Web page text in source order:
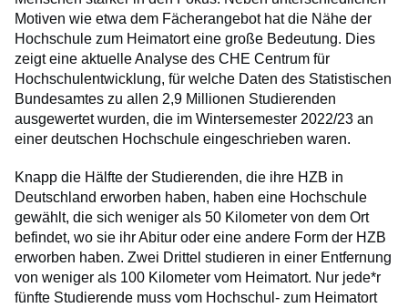
Motiven wie etwa dem Fächerangebot hat die Nähe der
Hochschule zum Heimatort eine große Bedeutung. Dies
zeigt eine aktuelle Analyse des CHE Centrum für
Hochschulentwicklung, für welche Daten des Statistischen
Bundesamtes zu allen 2,9 Millionen Studierenden
ausgewertet wurden, die im Wintersemester 2022/23 an
einer deutschen Hochschule eingeschrieben waren.
Knapp die Hälfte der Studierenden, die ihre HZB in
Deutschland erworben haben, haben eine Hochschule
gewählt, die sich weniger als 50 Kilometer von dem Ort
befindet, wo sie ihr Abitur oder eine andere Form der HZB
erworben haben. Zwei Drittel studieren in einer Entfernung
von weniger als 100 Kilometer vom Heimatort. Nur jede*r
fünfte Studierende muss vom Hochschul- zum Heimatort